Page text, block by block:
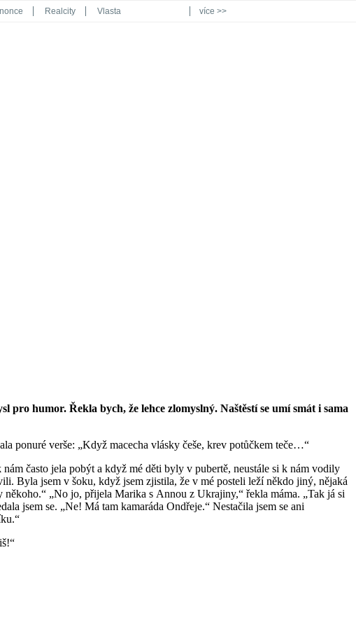
Realcity Vlasta více >>
humor. Řekla bych, že lehce zlomyslný. Naštěstí se umí smát i sama
ponuré verše: „Když macecha vlásky češe, krev potůčkem teče…“
často jela pobýt a když mé děti byly v pubertě, neustále si k nám vodily
Byla jsem v šoku, když jsem zjistila, že v mé posteli leží někdo jiný, nějaká
„No jo, přijela Marika s Annou z Ukrajiny,“ řekla máma. „Tak já si
jsem se. „Ne! Má tam kamaráda Ondřeje.“ Nestačila jsem se ani